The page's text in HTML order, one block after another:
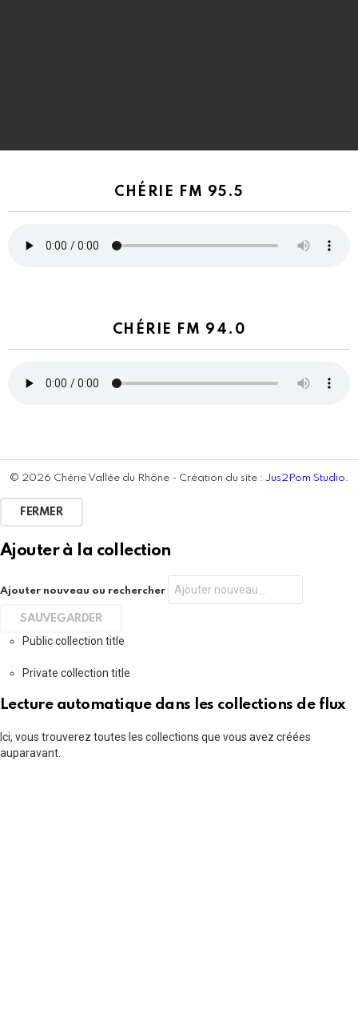
CHÉRIE FM 95.5
CHÉRIE FM 94.0
© 2026 Chérie Vallée du Rhône - Création du site : Jus2Pom Studio.
FERMER
Ajouter à la collection
Ajouter nouveau ou rechercher
Public collection title
Private collection title
Lecture automatique dans les collections de flux
Ici, vous trouverez toutes les collections que vous avez créées
auparavant.